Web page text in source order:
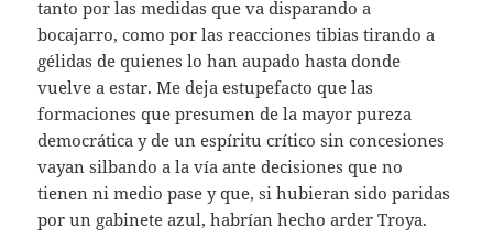
tanto por las medidas que va disparando a
bocajarro, como por las reacciones tibias tirando a
gélidas de quienes lo han aupado hasta donde
vuelve a estar. Me deja estupefacto que las
formaciones que presumen de la mayor pureza
democrática y de un espíritu crítico sin concesiones
vayan silbando a la vía ante decisiones que no
tienen ni medio pase y que, si hubieran sido paridas
por un gabinete azul, habrían hecho arder Troya.